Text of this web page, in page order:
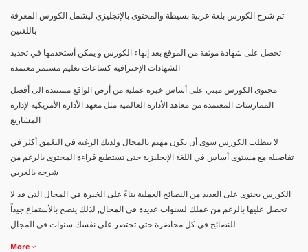
تم شرح الكورس بلغة عربية بسيطة والمحتوى بالإنجليزي ليشمل الكورس المعرفة
باللغتين
تحصل على شهادة موثقة من الموقع بعد إنهاء الكورس و يمكن أستخدمها في تجديد
الشهادات الإحترافية كساعات تعليم مستمر معتمدة
محتوى الكورس مبني على أساس خبرة عملية من أرض الواقع مستندة الى أفضل
الممارسات المعتمدة من معاهد الأدارة العالمية مثل معهد الأدارة الأمريكية لإدارة
المشاريع
لا يتطلب الكورس سوى أن تكون مهتم بالمجال ولديك الرغبة في التعّمق أكثر في
تفاصيله مع مستوى أساس في اللغة الإنجليزية حتى تستطيع قراءة المحتوى بالرغم من
شرحه بالعربي
الكورس يحتوى على العديد من النصائح العملية بناءً على الخبرة في المجال التى قد لا
تحصل عليها بالرغم من عملك لسنوات عديدة في المجال, لذلك ينصح بالأستماع جيداً
للنصائح في كل محاضرة حتى تختصر على نفسك سنوات في المجال
More